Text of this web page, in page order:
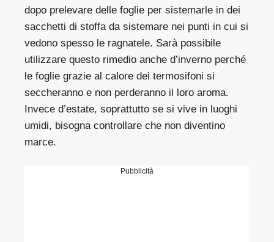
dopo prelevare delle foglie per sistemarle in dei
sacchetti di stoffa da sistemare nei punti in cui si
vedono spesso le ragnatele. Sarà possibile
utilizzare questo rimedio anche d’inverno perché
le foglie grazie al calore dei termosifoni si
seccheranno e non perderanno il loro aroma.
Invece d’estate, soprattutto se si vive in luoghi
umidi, bisogna controllare che non diventino
marce.
Pubblicità